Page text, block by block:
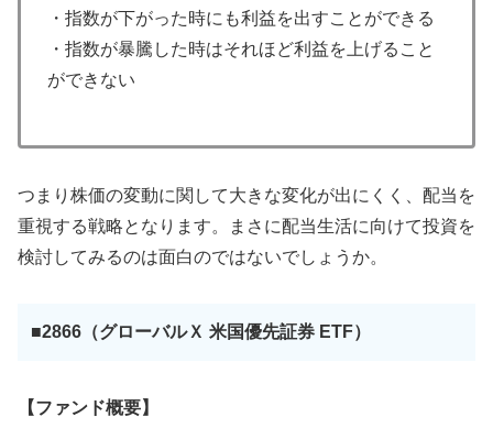
・指数が下がった時にも利益を出すことができる
・指数が暴騰した時はそれほど利益を上げること
ができない
つまり株価の変動に関して大きな変化が出にくく、配当を
重視する戦略となります。まさに配当生活に向けて投資を
検討してみるのは面白のではないでしょうか。
■2866（グローバルＸ 米国優先証券 ETF）
【ファンド概要】